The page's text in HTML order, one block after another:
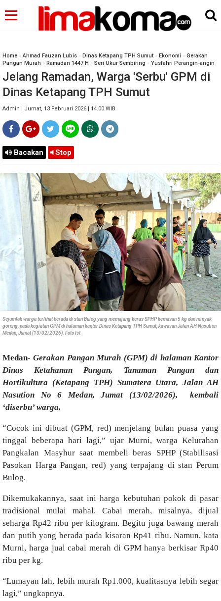
Home »Ahmad Fauzan Lubis » Dinas Ketapang TPH Sumut» Ekonomi » Gerakan
Pangan Murah » Ramadan 1447 H » Seri Ukur Sembiring » Yusfahri Perangin-angin
Jelang Ramadan, Warga 'Serbu' GPM di
Dinas Ketapang TPH Sumut
Admin | Jumat, 13 Februari 2026 | 14.00 WIB
Bacakan Stop
Sejumlah warga terlihat berada di stan Bulog yang memajang beras SPHP kemasan 5 kg dan minyak
goreng, pada kegiatan GPM di halaman kantor Dinas Ketapang TPH Sumut, kawasan Jalan AH Nasution
Medan, Jumat (13/02/2026). Foto Ist
Medan- Gerakan Pangan Murah (GPM) di halaman Kantor
Dinas Ketahanan Pangan, Tanaman Pangan dan
Hortikultura (Ketapang TPH) Sumatera Utara, Jalan AH
Nasution No 6 Medan, Jumat (13/02/2026), kembali
‘diserbu’ warga.
“Cocok ini dibuat (GPM, red) menjelang bulan puasa yang
tinggal beberapa hari lagi,” ujar Murni, warga Kelurahan
Pangkalan Masyhur saat membeli beras SPHP (Stabilisasi
Pasokan Harga Pangan, red) yang terpajang di stan Perum
Bulog.
Dikemukakannya, saat ini harga kebutuhan pokok di pasar
tradisional mulai mahal. Cabai merah, misalnya, dijual
seharga Rp42 ribu per kilogram. Begitu juga bawang merah
dan putih yang berada pada kisaran Rp41 ribu. Namun, kata
Murni, harga jual cabai merah di GPM hanya berkisar Rp40
ribu per kg.
“Lumayan lah, lebih murah Rp1.000, kualitasnya lebih segar
lagi,” ungkapnya.